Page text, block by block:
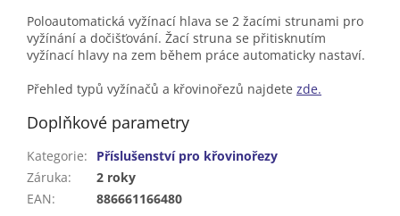
Poloautomatická vyžínací hlava se 2 žacími strunami pro
vyžínání a dočišťování. Žací struna se přitisknutím
vyžínací hlavy na zem během práce automaticky nastaví.
Přehled typů vyžínačů a křovinořezů najdete zde.
Doplňkové parametry
Kategorie:
Příslušenství pro křovinořezy
Záruka:
2 roky
EAN: 886661166480